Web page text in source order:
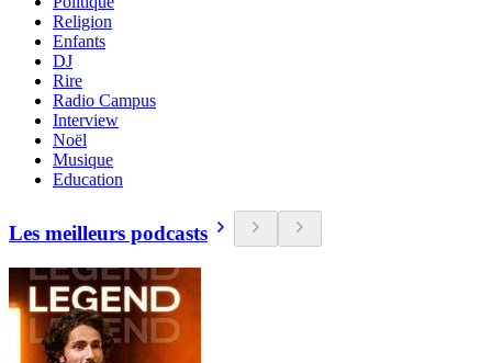
Religion
Enfants
DJ
Rire
Radio Campus
Interview
Noël
Musique
Education
Les meilleurs podcasts